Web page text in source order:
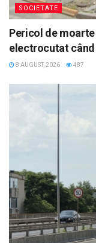
SOCIETATE
Pericol de
electrocutat când
8 AUGUST, 2026 487